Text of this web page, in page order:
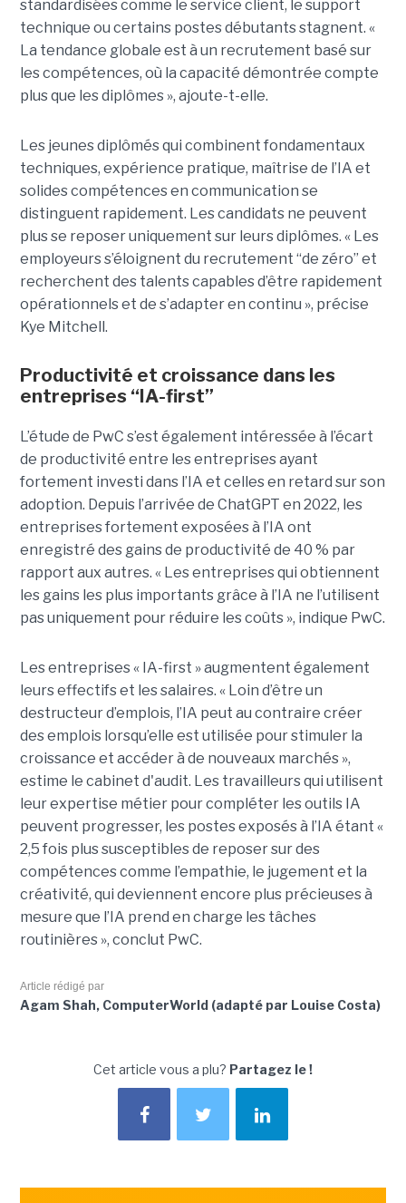
standardisées comme le service client, le support
technique ou certains postes débutants stagnent. «
La tendance globale est à un recrutement basé sur
les compétences, où la capacité démontrée compte
plus que les diplômes », ajoute-t-elle.
Les jeunes diplômés qui combinent fondamentaux
techniques, expérience pratique, maîtrise de l’IA et
solides compétences en communication se
distinguent rapidement. Les candidats ne peuvent
plus se reposer uniquement sur leurs diplômes. « Les
employeurs s’éloignent du recrutement “de zéro” et
recherchent des talents capables d’être rapidement
opérationnels et de s’adapter en continu », précise
Kye Mitchell.
Productivité et croissance dans les
entreprises “IA-first”
L’étude de PwC s’est également intéressée à l’écart
de productivité entre les entreprises ayant
fortement investi dans l’IA et celles en retard sur son
adoption. Depuis l’arrivée de ChatGPT en 2022, les
entreprises fortement exposées à l’IA ont
enregistré des gains de productivité de 40 % par
rapport aux autres. « Les entreprises qui obtiennent
les gains les plus importants grâce à l’IA ne l’utilisent
pas uniquement pour réduire les coûts », indique PwC.
Les entreprises « IA-first » augmentent également
leurs effectifs et les salaires. « Loin d’être un
destructeur d’emplois, l’IA peut au contraire créer
des emplois lorsqu’elle est utilisée pour stimuler la
croissance et accéder à de nouveaux marchés »,
estime le cabinet d'audit. Les travailleurs qui utilisent
leur expertise métier pour compléter les outils IA
peuvent progresser, les postes exposés à l’IA étant «
2,5 fois plus susceptibles de reposer sur des
compétences comme l’empathie, le jugement et la
créativité, qui deviennent encore plus précieuses à
mesure que l’IA prend en charge les tâches
routinières », conclut PwC.
Article rédigé par
Agam Shah, ComputerWorld (adapté par Louise Costa)
Cet article vous a plu? Partagez le !